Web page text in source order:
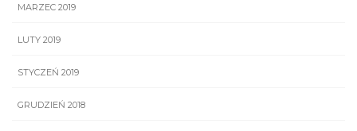
MARZEC 2019
LUTY 2019
STYCZEŃ 2019
GRUDZIEŃ 2018